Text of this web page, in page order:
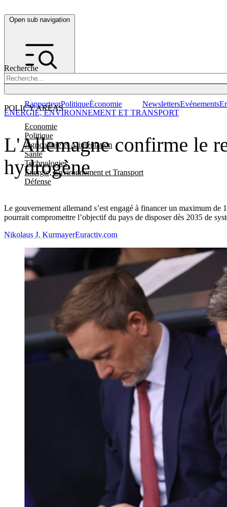
Open sub navigation
Recherche
POLICY AREAS
Economie
Politique
Agriculture et Alimentation
Santé
Technologies
Energie, Environnement et Transport
Défense
RapporteurPolitiqueÉconomie NewslettersEvénements
L'Allemagne confirme le
hydrogène
Le gouvernement allemand s’est engagé à financer un maximum de
pourrait compromettre l’objectif du pays de disposer dès 2035 de
ENERGIE, ENVIRONNEMENT ET TRANSPORT
Nikolaus J. KurmayerEuractiv.com